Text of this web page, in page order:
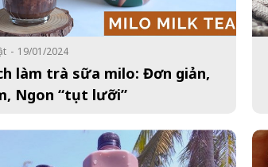
- 19/01/2024
làm trà sữa milo: Đơn giản,
Ngon “tụt lưỡi”